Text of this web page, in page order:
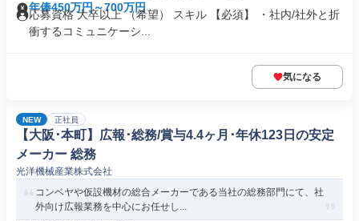
年俸450万円～700万円
応募資格 大卒以上 （希望） スキル 【必須】 ・社内/社外と折
衝するコミュニケーシ...
気になる
NEW 正社員
【大阪･本町】広報･総務/賞与4.4ヶ月･年休123日の安定
メーカー 総務
光洋機械産業株式会社
コンベヤや仮設機材の総合メーカーである当社の総務部門にて、社
外向け広報業務を中心にお任せし...